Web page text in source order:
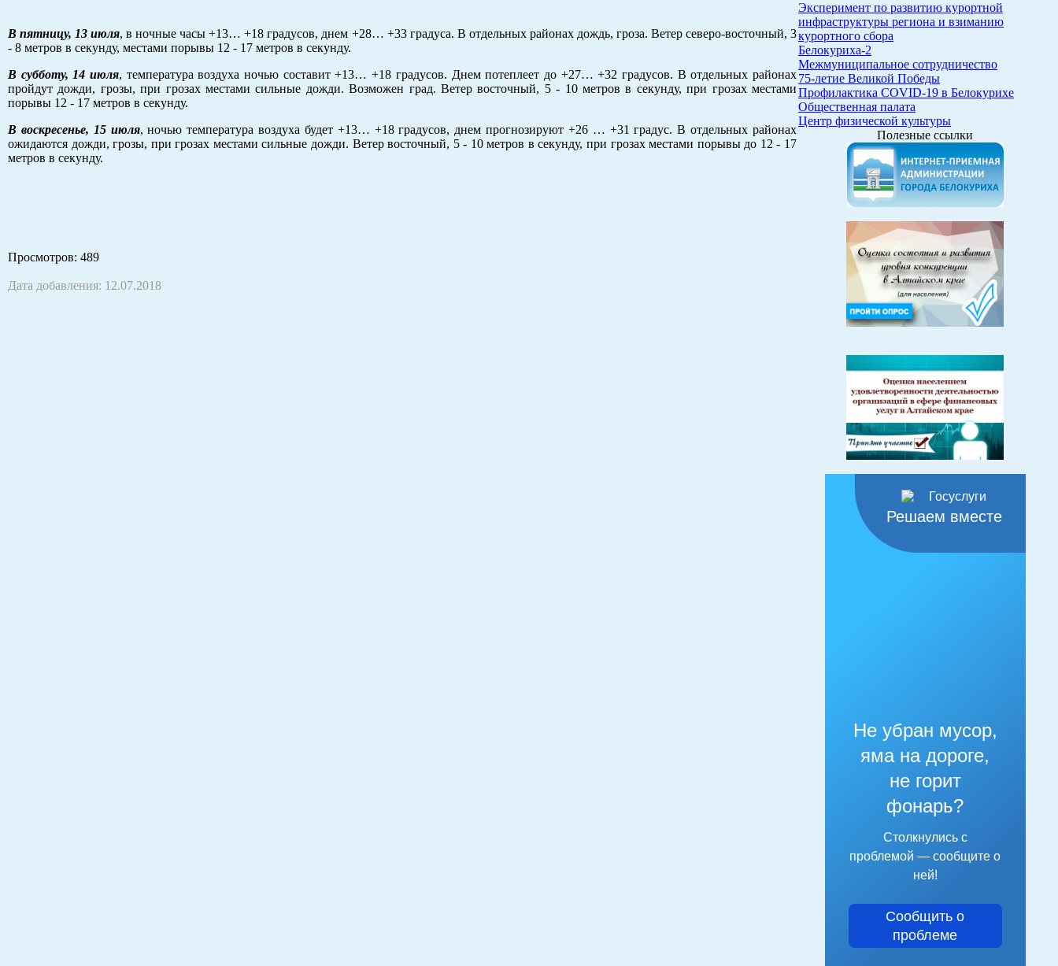
В пятницу, 13 июля, в ночные часы +13… +18 градусов, днем +28… +33 градуса. В отдельных районах дождь, гроза. Ветер северо-восточный, 3
- 8 метров в секунду, местами порывы 12 - 17 метров в секунду.
В субботу, 14 июля, температура воздуха ночью составит +13… +18 градусов. Днем потеплеет до +27… +32 градусов. В отдельных районах
пройдут дожди, грозы, при грозах местами сильные дожди. Возможен град. Ветер восточный, 5 - 10 метров в секунду, при грозах местами
порывы 12 - 17 метров в секунду.
В воскресенье, 15 июля, ночью температура воздуха будет +13… +18 градусов, днем прогнозируют +26 … +31 градус. В отдельных районах
ожидаются дожди, грозы, при грозах местами сильные дожди. Ветер восточный, 5 - 10 метров в секунду, при грозах местами порывы до 12 - 17
метров в секунду.
Просмотров: 489
Дата добавления: 12.07.2018
Эксперимент по развитию курортной
инфраструктуры региона и взиманию
курортного сбора
Белокуриха-2
Межмуниципальное сотрудничество
75-летие Великой Победы
Профилактика COVID-19 в Белокурихе
Общественная палата
Центр физической культуры
Полезные ссылки
Решаем вместе
Не убран мусор,
яма на дороге,
не горит
фонарь?
Столкнулись с
проблемой — сообщите о
ней!
Сообщить о
проблеме